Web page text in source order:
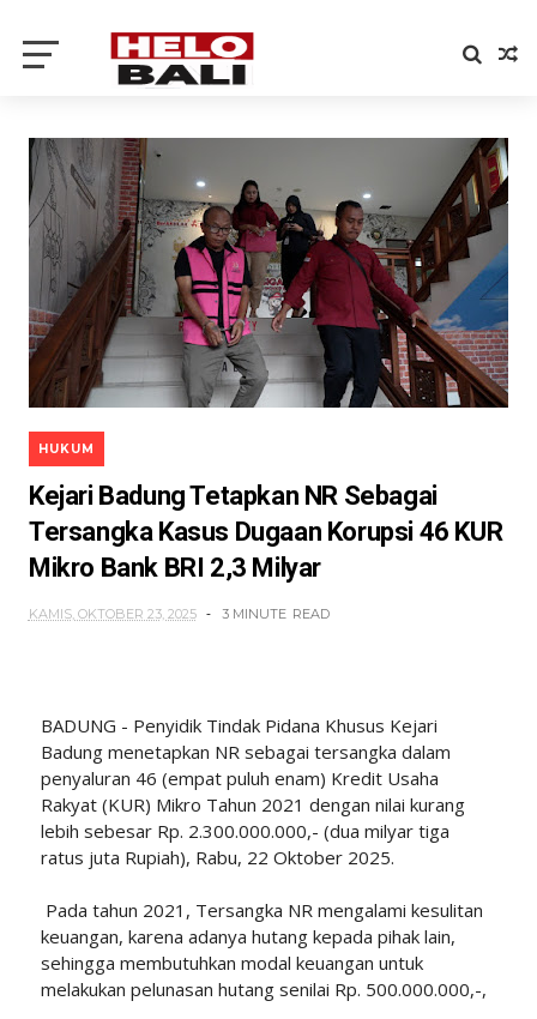
HUKUM
Kejari Badung Tetapkan NR Sebagai
Tersangka Kasus Dugaan Korupsi 46 KUR
Mikro Bank BRI 2,3 Milyar
KAMIS, OKTOBER 23, 2025 3 MINUTE READ
BADUNG - Penyidik Tindak Pidana Khusus Kejari
Badung menetapkan NR sebagai tersangka dalam
penyaluran 46 (empat puluh enam) Kredit Usaha
Rakyat (KUR) Mikro Tahun 2021 dengan nilai kurang
lebih sebesar Rp. 2.300.000.000,- (dua milyar tiga
ratus juta Rupiah), Rabu, 22 Oktober 2025.
Pada tahun 2021, Tersangka NR mengalami kesulitan
keuangan, karena adanya hutang kepada pihak lain,
sehingga membutuhkan modal keuangan untuk
melakukan pelunasan hutang senilai Rp. 500.000.000,-,